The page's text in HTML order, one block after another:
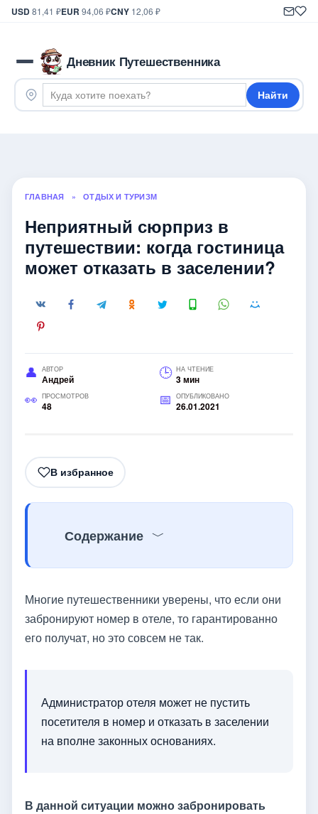
USD81,41 ₽EUR 94,06 ₽CNY 12,06 ₽
Дневник Путешественника
Найти
ГЛАВНАЯ » ОТДЫХ И ТУРИЗМ
Неприятный сюрприз в
путешествии: когда гостиница
может отказать в заселении?
АВТОР
Андрей
НА ЧТЕНИЕ
3 мин
ПРОСМОТРОВ
48
ОПУБЛИКОВАНО
26.01.2021
В избранное
Содержание
Многие путешественники уверены, что если они
забронируют номер в отеле, то гарантированно
его получат, но это совсем не так.
Администратор отеля может не пустить
посетителя в номер и отказать в заселении
на вполне законных основаниях.
В данной ситуации можно забронировать